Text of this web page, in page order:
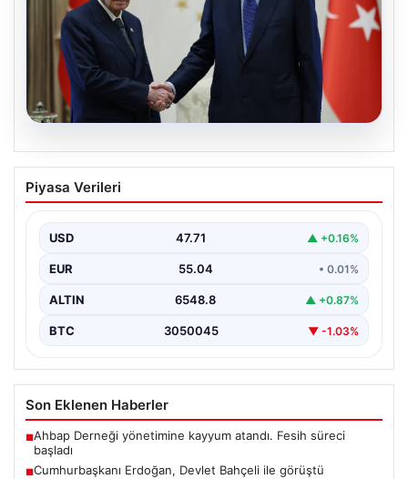
06.08.2026
Cumhurbaşkanı Erdoğan, Devlet
Bahçeli ile görüştü
Piyasa Verileri
USD 47.71 ▲ +0.16%
EUR 55.04 • 0.01%
ALTIN 6548.8 ▲ +0.87%
BTC 3050045 ▼ -1.03%
Son Eklenen Haberler
■Ahbap Derneği yönetimine kayyum atandı. Fesih süreci
başladı
■Cumhurbaşkanı Erdoğan, Devlet Bahçeli ile görüştü